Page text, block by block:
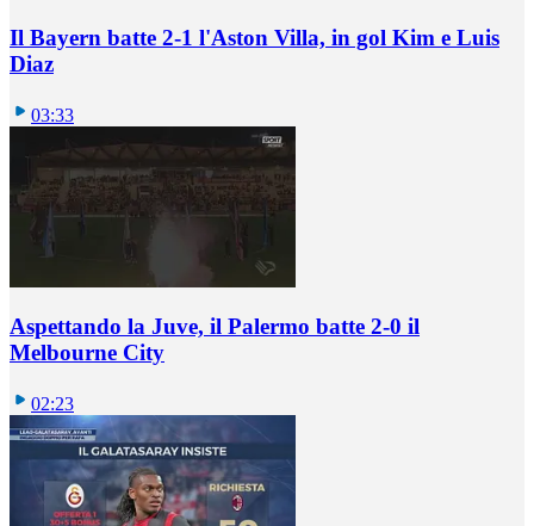
Il Bayern batte 2-1 l'Aston Villa, in gol Kim e Luis
Diaz
03:33
Aspettando la Juve, il Palermo batte 2-0 il
Melbourne City
02:23